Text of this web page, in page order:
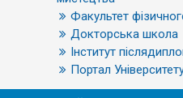
Факультет
Докторська школа
Інститут
Портал